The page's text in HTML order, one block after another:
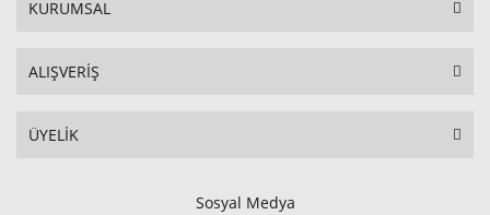
KURUMSAL
ALIŞVERİŞ
ÜYELİK
Sosyal Medya